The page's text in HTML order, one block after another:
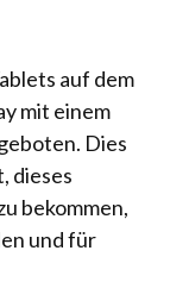
auf dem
mit einem
Dies
dieses
bekommen,
und für